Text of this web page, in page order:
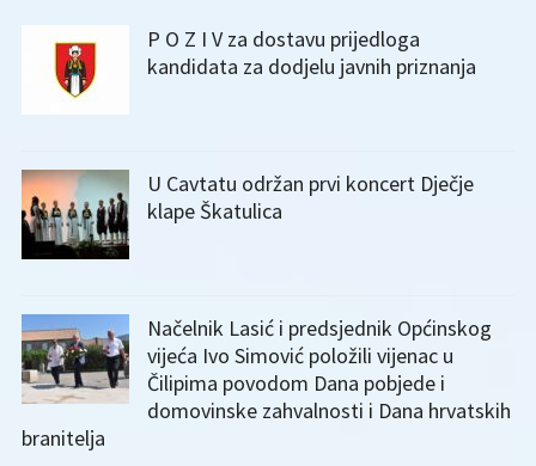
P O Z I V za dostavu prijedloga
kandidata za dodjelu javnih priznanja
U Cavtatu održan prvi koncert Dječje
klape Škatulica
Načelnik Lasić i predsjednik Općinskog
vijeća Ivo Simović položili vijenac u
Čilipima povodom Dana pobjede i
domovinske zahvalnosti i Dana hrvatskih
branitelja